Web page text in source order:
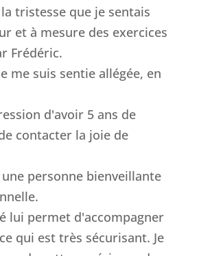
la tristesse que je sentais
et à mesure des exercices
Frédéric.
me suis sentie allégée, en
d'avoir 5 ans de
contacter la joie de
personne bienveillante
lui permet d'accompagner
qui est très sécurisant. Je